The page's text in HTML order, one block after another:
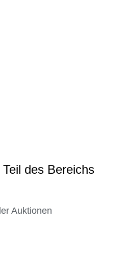
des Bereichs
Auktionen